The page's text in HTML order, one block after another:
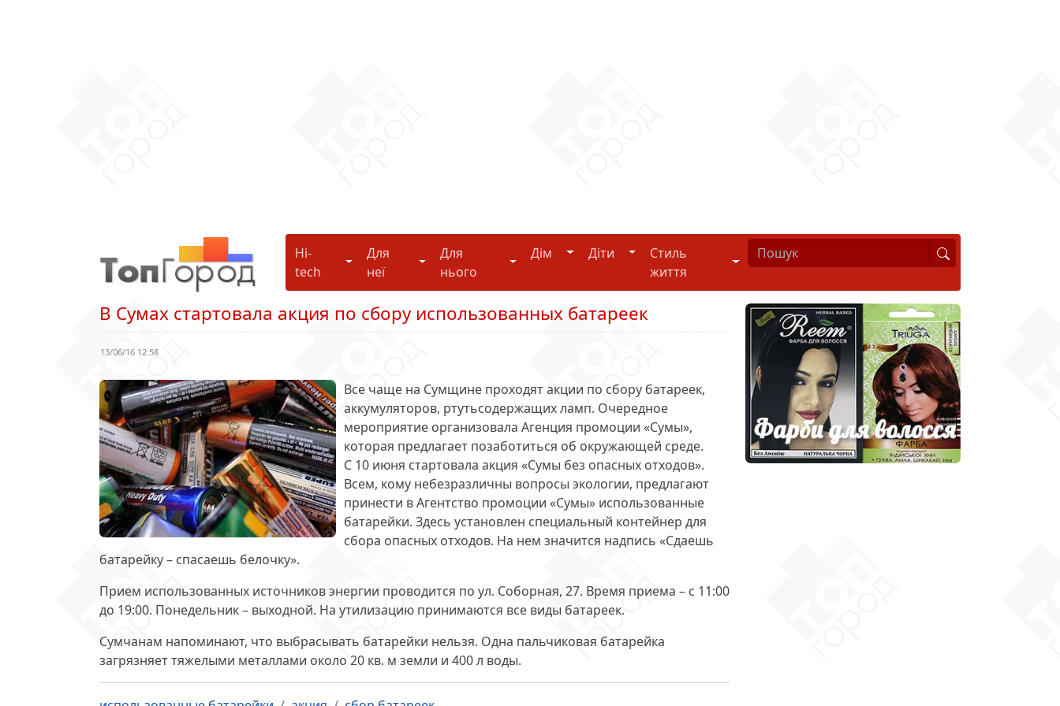
Hi-
tech
Hi-tech
Для
неї
Для неї
Для
нього
Для нього
Дім Дім Діти ДітиСтиль
життя
Стиль життя
В Сумах стартовала акция по сбору использованных батареек
13/06/16 12:58
Все чаще на Сумщине проходят акции по сбору батареек,
аккумуляторов, ртутьсодержащих ламп. Очередное
мероприятие организовала Агенция промоции «Сумы»,
которая предлагает позаботиться об окружающей среде.
С 10 июня стартовала акция «Сумы без опасных отходов».
Всем, кому небезразличны вопросы экологии, предлагают
принести в Агентство промоции «Сумы» использованные
батарейки. Здесь установлен специальный контейнер для
сбора опасных отходов. На нем значится надпись «Сдаешь
батарейку – спасаешь белочку».
Прием использованных источников энергии проводится по ул. Соборная, 27. Время приема – с 11:00
до 19:00. Понедельник – выходной. На утилизацию принимаются все виды батареек.
Сумчанам напоминают, что выбрасывать батарейки нельзя. Одна пальчиковая батарейка
загрязняет тяжелыми металлами около 20 кв. м земли и 400 л воды.